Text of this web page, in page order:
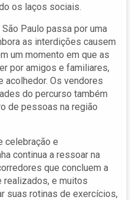
os laços sociais.
Paulo passa por uma
as interdições causem
um momento em que as
por amigos e familiares,
acolhedor. Os vendores
do percurso também
de pessoas na região
celebração e
continua a ressoar na
que concluem a
realizados, e muitos
suas rotinas de exercícios,